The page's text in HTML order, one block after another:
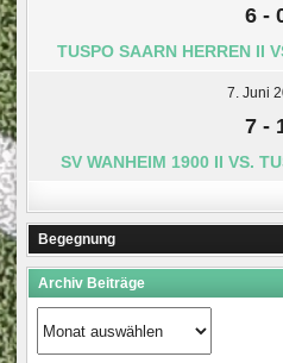
6 -
TUSPO SAARN HERREN II
7. Juni
7 -
SV WANHEIM 1900 II VS.
Begegnung
Archiv Beiträge
Archiv
Beiträge